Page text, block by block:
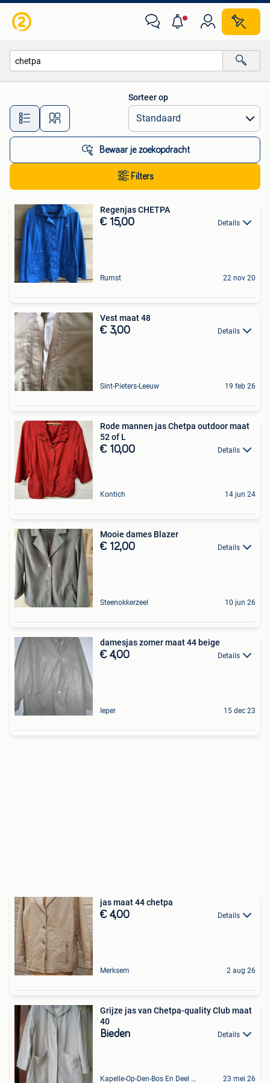
Alle afstanden…
Sorteer op
Bewaar je zoekopdracht
Filters
Regenjas CHETPA
€ 15,00 Details
Rumst 22 nov 20
Vest maat 48
€ 3,00 Details
Sint-Pieters-Leeuw 19 feb 26
Rode mannen jas Chetpa outdoor maat
52 of L
€ 10,00 Details
Kontich 14 jun 24
Mooie dames Blazer
€ 12,00 Details
Steenokkerzeel 10 jun 26
damesjas zomer maat 44 beige
€ 4,00 Details
Ieper 15 dec 23
jas maat 44 chetpa
€ 4,00 Details
Merksem 2 aug 26
Grijze jas van Chetpa-quality Club maat
40
Bieden Details
Kapelle-Op-Den-Bos En Deel Van Zemst 23 mei 26